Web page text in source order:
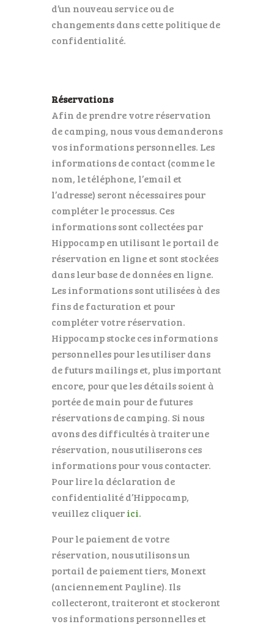
d’un nouveau service ou de
changements dans cette politique de
confidentialité.
Réservations
Afin de prendre votre réservation
de camping, nous vous demanderons
vos informations personnelles. Les
informations de contact (comme le
nom, le téléphone, l’email et
l’adresse) seront nécessaires pour
compléter le processus. Ces
informations sont collectées par
Hippocamp en utilisant le portail de
réservation en ligne et sont stockées
dans leur base de données en ligne.
Les informations sont utilisées à des
fins de facturation et pour
compléter votre réservation.
Hippocamp stocke ces informations
personnelles pour les utiliser dans
de futurs mailings et, plus important
encore, pour que les détails soient à
portée de main pour de futures
réservations de camping. Si nous
avons des difficultés à traiter une
réservation, nous utiliserons ces
informations pour vous contacter.
Pour lire la déclaration de
confidentialité d’Hippocamp,
veuillez cliquerici.
Pour le paiement de votre
réservation, nous utilisons un
portail de paiement tiers, Monext
(anciennement Payline). Ils
collecteront, traiteront et stockeront
vos informations personnelles et